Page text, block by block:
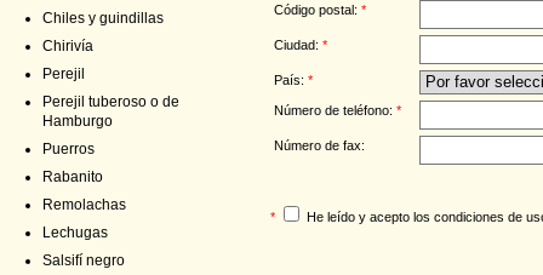
Chiles y guindillas
Chirivía
Perejil
Perejil tuberoso o de
Hamburgo
Puerros
Rabanito
Remolachas
Lechugas
Salsifí negro
Código postal: *
Ciudad: *
País: *
Número de teléfono: *
Número de fax:
* He leído y acepto los condiciones de